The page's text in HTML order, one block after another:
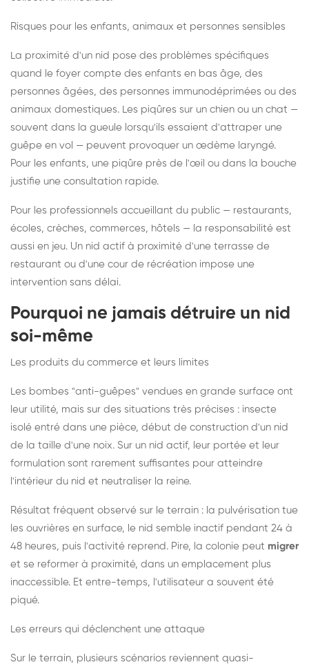
Risques pour les enfants, animaux et personnes sensibles
La proximité d'un nid pose des problèmes spécifiques
quand le foyer compte des enfants en bas âge, des
personnes âgées, des personnes immunodéprimées ou des
animaux domestiques. Les piqûres sur un chien ou un chat —
souvent dans la gueule lorsqu'ils essaient d'attraper une
guêpe en vol — peuvent provoquer un œdème laryngé.
Pour les enfants, une piqûre près de l'œil ou dans la bouche
justifie une consultation rapide.
Pour les professionnels accueillant du public — restaurants,
écoles, crèches, commerces, hôtels — la responsabilité est
aussi en jeu. Un nid actif à proximité d'une terrasse de
restaurant ou d'une cour de récréation impose une
intervention sans délai.
Pourquoi ne jamais détruire un nid
soi-même
Les produits du commerce et leurs limites
Les bombes "anti-guêpes" vendues en grande surface ont
leur utilité, mais sur des situations très précises : insecte
isolé entré dans une pièce, début de construction d'un nid
de la taille d'une noix. Sur un nid actif, leur portée et leur
formulation sont rarement suffisantes pour atteindre
l'intérieur du nid et neutraliser la reine.
Résultat fréquent observé sur le terrain : la pulvérisation tue
les ouvrières en surface, le nid semble inactif pendant 24 à
48 heures, puis l'activité reprend. Pire, la colonie peut migrer
et se reformer à proximité, dans un emplacement plus
inaccessible. Et entre-temps, l'utilisateur a souvent été
piqué.
Les erreurs qui déclenchent une attaque
Sur le terrain, plusieurs scénarios reviennent quasi-